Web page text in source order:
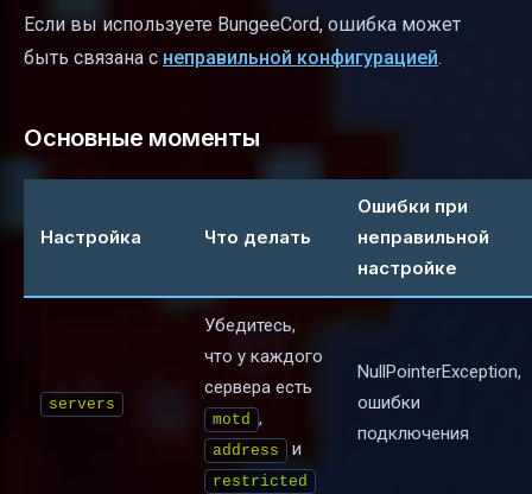
Если вы используете BungeeCord, ошибка может
быть связана с неправильной конфигурацией.
Основные моменты
Настройка Что делать
Ошибки при
неправильной
настройке
servers
Убедитесь,
что у каждого
сервера есть
motd ,
address и
restricted
NullPointerException,
ошибки
подключения